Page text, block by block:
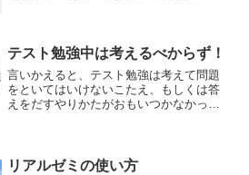
テスト勉強中は考えるべからず！
言いかえると、テスト勉強は考えて問題
をといてはいけないこたえ、もしくは答
えをだすやりかたがおもいつかなかった
プは考えながら問題を解い...
リアルゼミの使い方